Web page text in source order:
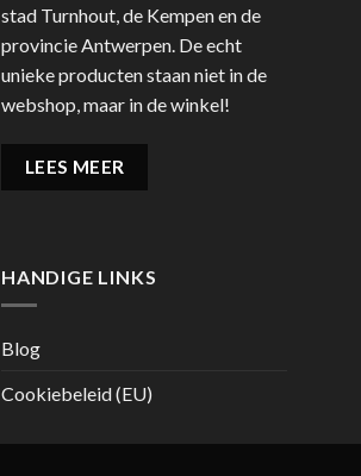
stad Turnhout, de Kempen en de
provincie Antwerpen. De echt
unieke producten staan niet in de
webshop, maar in de winkel!
LEES MEER
HANDIGE LINKS
Blog
Cookiebeleid (EU)